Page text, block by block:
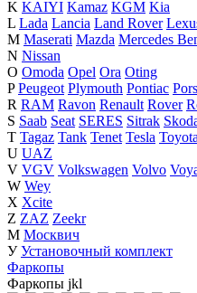
K KAIYI Kamaz KGM Kia
L Lada Lancia Land Rover
M Maserati Mazda Mercedes
N Nissan
O Omoda Opel Ora Oting
P Peugeot Plymouth Pontiac
R RAM Ravon Renault Rover
S Saab Seat SERES Sitrak
T Tagaz Tank Tenet Tesla
U UAZ
V VGV Volkswagen Volvo
W Wey
X Xcite
Z ZAZ Zeekr
М Москвич
У Установочный комплект
Фаркопы
Фаркопы jkl